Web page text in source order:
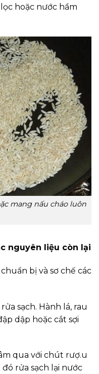
hoặc nước hầm
mang nấu cháo luôn
nguyên liệu còn lại
bị và sơ chế các
sạch. Hành lá, rau
dập hoặc cắt sợi
qua với chút rượ.u
rửa sạch lại nước